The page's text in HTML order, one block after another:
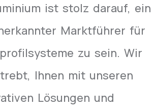
ist stolz darauf, ein
Marktführer für
zu sein. Wir
Ihnen mit unseren
Lösungen und